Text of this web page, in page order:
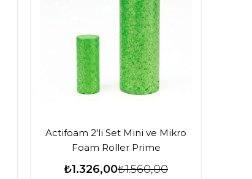
Actifoam 2'li Set Mini ve Mikro
Foam Roller Prime
₺1.326,00₺1.560,00